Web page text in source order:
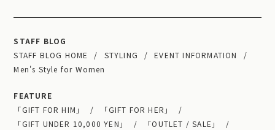
STAFF BLOG
STAFF BLOG HOME
STYLING
EVENT INFORMATION
Men's Style for Women
FEATURE
「GIFT FOR HIM」
「GIFT FOR HER」
「GIFT UNDER 10,000 YEN」
「OUTLET / SALE」